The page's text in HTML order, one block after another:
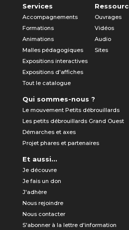
Services
Accompagnements
Formations
Animations
Malles pédagogiques
Expositions interactives
Expositions d'affiches
Tout le catalogue
Ouvrages
Vidéos
Audio
Sites
Qui sommes-nous ?
Le mouvement Petits débrouillards
Les petits débrouillards Grand Ouest
Démarches et axes
Projet phares et partenaires
Et aussi...
Je découvre
Je fais un don
J'adhère
Nous rejoindre
Nous contacter
S'abonner à la lettre d'information